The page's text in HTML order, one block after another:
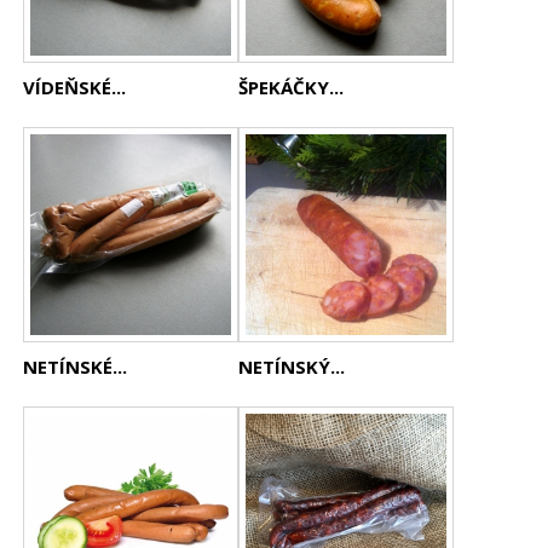
VÍDEŇSKÉ... ŠPEKÁČKY...
NETÍNSKÉ... NETÍNSKÝ...